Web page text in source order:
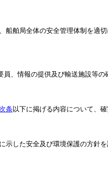
舶局全体の安全管理体制を適切
、情報の提供及び輸送施設等の
次条以下に掲げる内容について、確
示した安全及び環境保護の方針